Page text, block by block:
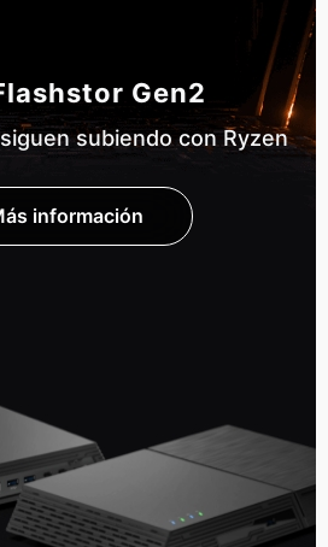
Gen2
subiendo con Ryzen
información